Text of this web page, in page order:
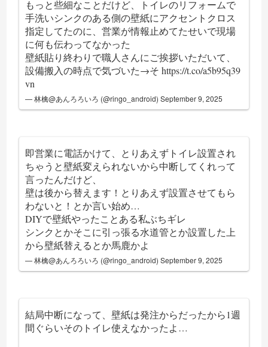
もっと些細なことだけど、トイレのリフォームで
手洗いシンクのある側の壁紙にアクセントクロス
指定してたのに、営業が情報止めてたせいで現場
に何も伝わってなかった
壁紙貼り終わりで職人さんにご挨拶いただいて、
設備搬入の時点で気づいた→そhttps://t.co/a5b95q39
vn
— 林檎@あんろろいろ (@ringo_android)September 9, 2025
即営業に電話かけて、とりあえずトイレ設置され
ちゃうと壁紙変えられないから中断してくれって
言ったんだけど、
壁は後から替えます！とりあえず設置させてもら
わないと！とか言い始め…
DIYで壁紙やったことある私ぶちギレ
シンクとかそこに引っ張る水道管とか設置した上
から壁紙替えるとか馬鹿かよ
— 林檎@あんろろいろ (@ringo_android)September 9, 2025
結局中断になって、壁紙は発注からだったから1週
間ぐらいそのトイレ使えなかったよ…